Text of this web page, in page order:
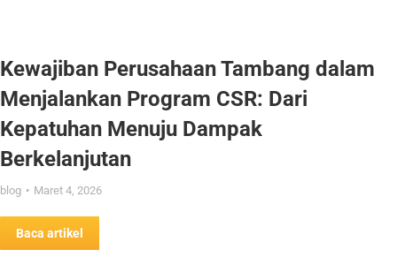
Kewajiban Perusahaan Tambang dalam
Menjalankan Program CSR: Dari
Kepatuhan Menuju Dampak
Berkelanjutan
blog Maret 4, 2026
Baca artikel